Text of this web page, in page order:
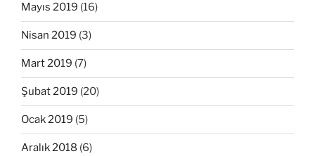
Mayıs 2019 (16)
Nisan 2019 (3)
Mart 2019 (7)
Şubat 2019 (20)
Ocak 2019 (5)
Aralık 2018 (6)